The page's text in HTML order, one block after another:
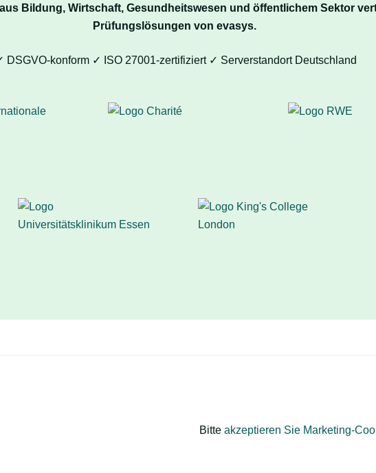
Bildung, Wirtschaft, Gesundheitswesen und öffentlichem Sektor
Prüfungslösungen von evasys.
DSGVO-konform ✓ ISO 27001-zertifiziert ✓ Serverstandort Deutschland
Bitte akzeptieren Sie Marketing-